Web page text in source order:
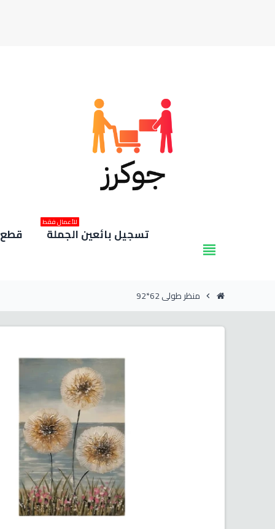
view_headline
تسجيل بائعين الجملة
للأعمال فقط
قطع
chevron_right منظر طولى 62*92